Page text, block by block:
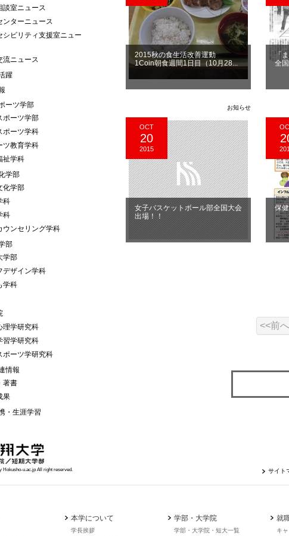
談室ニュース
ンターニュース
シビリティ支援室ニュー
流ニュース
躍
ーツ学部
ポーツ学部
ポーツ学科
ツ教育学科
祉学科
学部
化学部
科
科
ウンセリング学科
部
学部
デザイン学科
学科
理学研究科
習学研究科
ポーツ学研究科
情報
著書
果
・生涯学習
2015秋の食生活改善運動
1Coin朝食週間1日目（10月28...
「
全
お知らせ
OCT
20
2015
女子バスケットボール部全国大会
出場！！
保
<<前へ
Hokusho-u.ac.jp All right reserved. サイト
本学について
学長挨拶
学部・大学院
学部・大学院・短大一覧
就
キ